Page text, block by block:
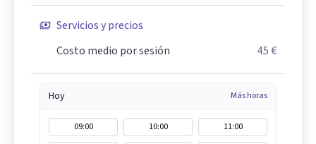
Servicios y precios
Costo medio por sesión
45 €
Hoy Más horas
09:00 10:00 11:00